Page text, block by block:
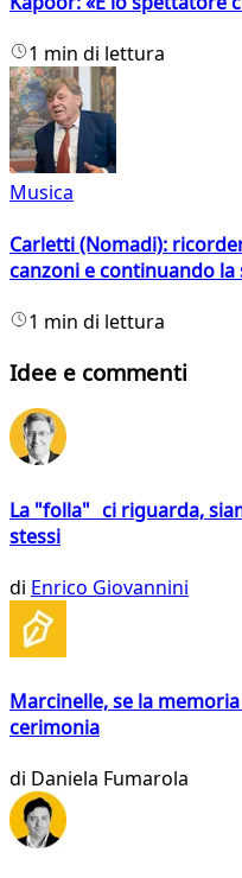
1 min di lettura
Musica
Carletti (Nomadi):
canzoni e continuando la
1 min di lettura
Idee e commenti
La "folla" ci riguarda,
stessi
di Enrico Giovannini
Marcinelle, se la
cerimonia
di Daniela Fumarola